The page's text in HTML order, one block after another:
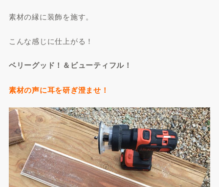
素材の縁に装飾を施す。
こんな感じに仕上がる！
ベリーグッド！＆ビューティフル！
素材の声に耳を研ぎ澄ませ！